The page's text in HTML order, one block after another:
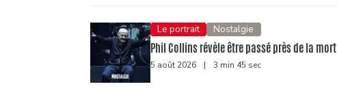
Le portrait Nostalgie
Phil Collins révèle être passé près de la mort
5 août 2026 | 3 min 45 sec